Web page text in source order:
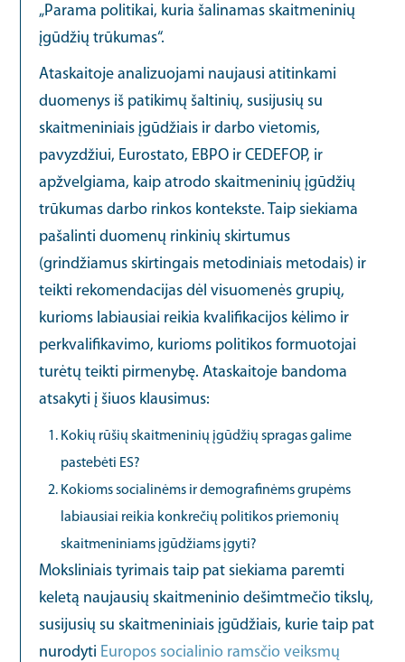
„Parama politikai, kuria šalinamas skaitmeninių
įgūdžių trūkumas“.
Ataskaitoje analizuojami naujausi atitinkami
duomenys iš patikimų šaltinių, susijusių su
skaitmeniniais įgūdžiais ir darbo vietomis,
pavyzdžiui, Eurostato, EBPO ir CEDEFOP, ir
apžvelgiama, kaip atrodo skaitmeninių įgūdžių
trūkumas darbo rinkos kontekste. Taip siekiama
pašalinti duomenų rinkinių skirtumus
(grindžiamus skirtingais metodiniais metodais) ir
teikti rekomendacijas dėl visuomenės grupių,
kurioms labiausiai reikia kvalifikacijos kėlimo ir
perkvalifikavimo, kurioms politikos formuotojai
turėtų teikti pirmenybę. Ataskaitoje bandoma
atsakyti į šiuos klausimus:
Kokių rūšių skaitmeninių įgūdžių spragas galime
pastebėti ES?
Kokioms socialinėms ir demografinėms grupėms
labiausiai reikia konkrečių politikos priemonių
skaitmeniniams įgūdžiams įgyti?
Moksliniais tyrimais taip pat siekiama paremti
keletą naujausių skaitmeninio dešimtmečio tikslų,
susijusių su skaitmeniniais įgūdžiais, kurie taip pat
nurodyti Europos socialinio ramsčio veiksmų